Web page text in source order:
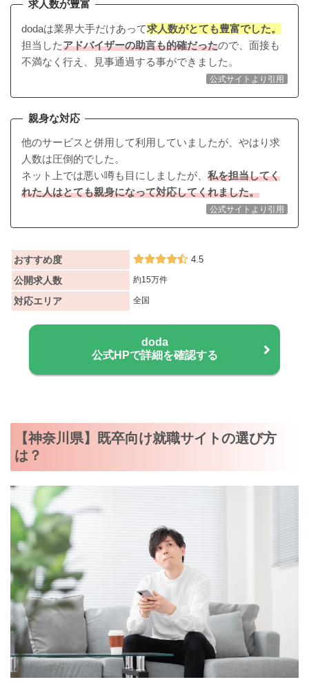
求人数が豊富
dodaは業界大手だけあって求人数がとても豊富でした。
担当したアドバイザーの助言も的確だったので、面接も
不満なく行え、見事通過する事ができました。
公式サイトより引用
親身な対応
他のサービスと併用して利用していましたが、やはり求
人数は圧倒的でした。
ネット上では悪い噂も目にしましたが、 私を担当してく
れた人はとても親身になって対応してくれました。
公式サイトより引用
おすすめ度 4.5
公開求人数 約15万件
対応エリア 全国
doda
公式HPで詳細を確認する
【神奈川県】既卒向け就職サイトの選び方
は？